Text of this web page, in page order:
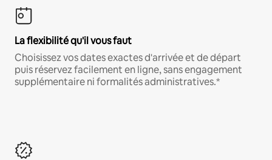
La flexibilité qu'il vous faut
Choisissez vos dates exactes d'arrivée et de départ
puis réservez facilement en ligne, sans engagement
supplémentaire ni formalités administratives.*